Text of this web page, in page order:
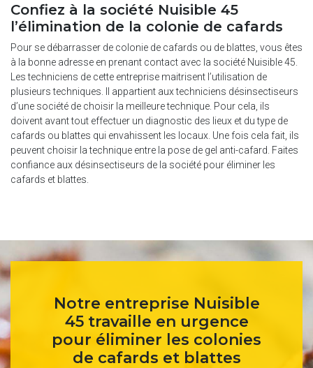
Confiez à la société Nuisible 45
l’élimination de la colonie de cafards
Pour se débarrasser de colonie de cafards ou de blattes, vous êtes
à la bonne adresse en prenant contact avec la société Nuisible 45.
Les techniciens de cette entreprise maitrisent l’utilisation de
plusieurs techniques. Il appartient aux techniciens désinsectiseurs
d’une société de choisir la meilleure technique. Pour cela, ils
doivent avant tout effectuer un diagnostic des lieux et du type de
cafards ou blattes qui envahissent les locaux. Une fois cela fait, ils
peuvent choisir la technique entre la pose de gel anti-cafard. Faites
confiance aux désinsectiseurs de la société pour éliminer les
cafards et blattes.
Notre entreprise Nuisible
45 travaille en urgence
pour éliminer les colonies
de cafards et blattes